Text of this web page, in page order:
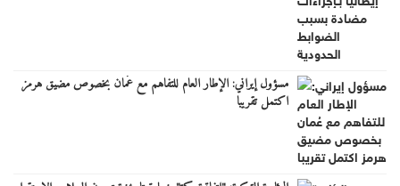
مسؤول إيراني: الإطار العام للتفاهم مع عُمان بخصوص مضيق هرمز
اكتمل تقريبا